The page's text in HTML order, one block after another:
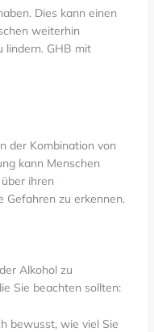
Dies kann einen
weiterhin
lindern. GHB mit
der Kombination von
kann Menschen
ihren
Gefahren zu erkennen.
Alkohol zu
Sie beachten sollten:
bewusst, wie viel Sie